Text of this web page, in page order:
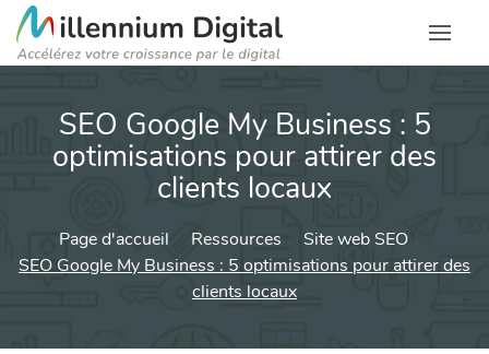
SEO Google My Business : 5
optimisations pour attirer des
clients locaux
Page d'accueil Ressources
Site web SEO
SEO Google My Business : 5 optimisations pour attirer des
clients locaux